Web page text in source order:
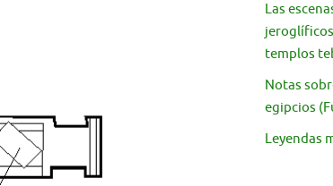
Las
jeroglíficos
templos
Notas
egipcios
Leyendas